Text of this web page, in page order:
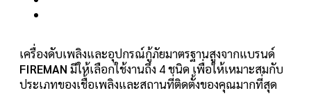
เครื่องดับเพลิงและอุปกรณ์กู้ภัยมาตรฐานสูงจากแบรนด์
FIREMAN มีให้เลือกใช้งานถึง 4 ชนิด เพื่อให้เหมาะสมกับ
ประเภทของเชื้อเพลิงและสถานที่ติดตั้งของคุณมากที่สุด